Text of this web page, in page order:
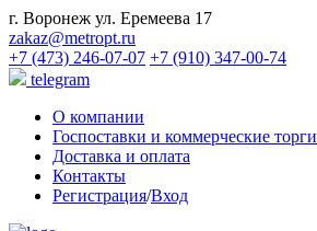
г. Воронеж ул. Еремеева 17
zakaz@metropt.ru
+7 (473) 246-07-07 +7 (910) 347-00-74
telegram
О компании
Госпоставки и коммерческие торги
Доставка и оплата
Контакты
Регистрация/Вход